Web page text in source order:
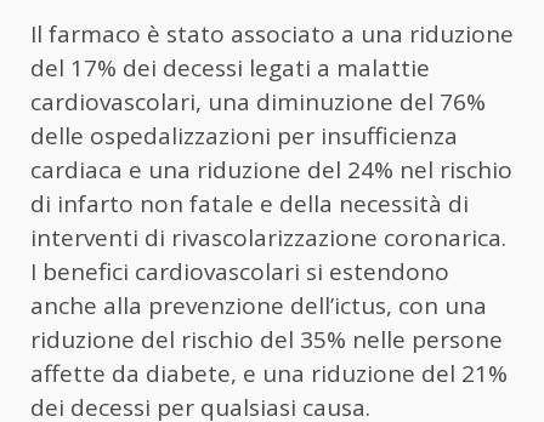
Il farmaco è stato associato a una riduzione
del 17% dei decessi legati a malattie
cardiovascolari, una diminuzione del 76%
delle ospedalizzazioni per insufficienza
cardiaca e una riduzione del 24% nel rischio
di infarto non fatale e della necessità di
interventi di rivascolarizzazione coronarica.
I benefici cardiovascolari si estendono
anche alla prevenzione dell’ictus, con una
riduzione del rischio del 35% nelle persone
affette da diabete, e una riduzione del 21%
dei decessi per qualsiasi causa.